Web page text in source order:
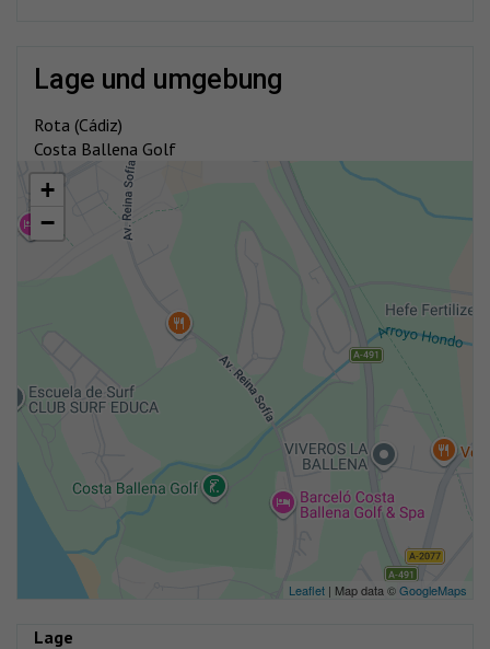
lage und umgebung
Rota (Cádiz)
Costa Ballena Golf
+
−
Leaflet | Map data ©GoogleMaps
Lage